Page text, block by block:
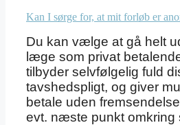
Kan I sørge for, at mit forløb er
Du kan vælge at gå helt
læge som privat
tilbyder selvfølgelig fuld
tavshedspligt, og giver
betale uden
evt. næste punkt omkring